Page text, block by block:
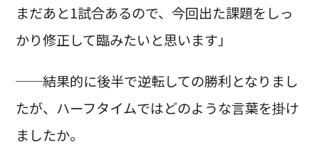
まだあと1試合あるので、今回出た課題をしっ
かり修正して臨みたいと思います」
──結果的に後半で逆転しての勝利となりまし
たが、ハーフタイムではどのような言葉を掛け
ましたか。